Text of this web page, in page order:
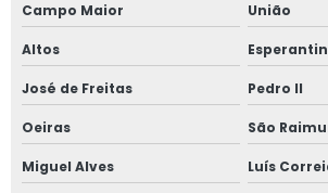
Campo Maior União
Altos
José de Freitas Pedro II
Oeiras São
Miguel Alves Luís